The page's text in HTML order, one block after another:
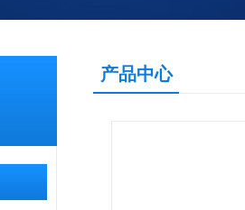
产品中心